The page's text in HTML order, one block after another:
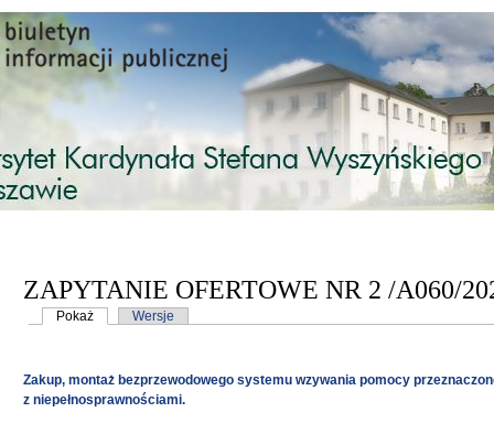
Przejdź do treści
ZAPYTANIE OFERTOWE NR 2 /A060/
Karty podstawowe
Pokaż (aktywna karta)
Wersje
Zakup, montaż bezprzewodowego systemu wzywania pomocy
z niepełnosprawnościami.